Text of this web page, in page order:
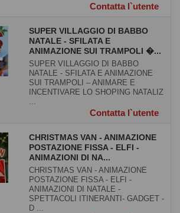
Contatta l`utente
SUPER VILLAGGIO DI BABBO
NATALE - SFILATA E
ANIMAZIONE SUI TRAMPOLI �...
SUPER VILLAGGIO DI BABBO
NATALE - SFILATA E ANIMAZIONE
SUI TRAMPOLI – ANIMARE E
INCENTIVARE LO SHOPING NATALIZ
...
Contatta l`utente
CHRISTMAS VAN - ANIMAZIONE
POSTAZIONE FISSA - ELFI -
ANIMAZIONI DI NA...
CHRISTMAS VAN - ANIMAZIONE
POSTAZIONE FISSA - ELFI -
ANIMAZIONI DI NATALE -
SPETTACOLI ITINERANTI- GADGET -
D ...